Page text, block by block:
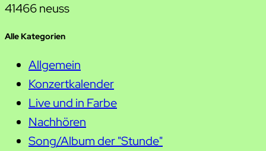
41466 neuss
Alle Kategorien
Allgemein
Konzertkalender
Live und in Farbe
Nachhören
Song/Album der "Stunde"